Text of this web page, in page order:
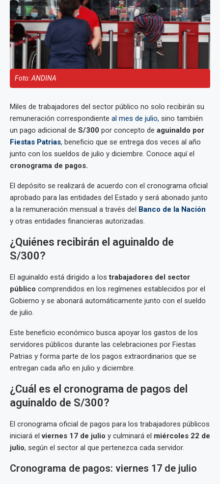
Foto: ANDINA
Miles de trabajadores del sector público no solo recibirán su
remuneración correspondiente al mes de julio, sino también
un pago adicional de S/300 por concepto de aguinaldo por
Fiestas Patrias, beneficio que se entrega dos veces al año
junto con los sueldos de julio y diciembre. Conoce aquí el
cronograma de pagos.
El depósito se realizará de acuerdo con el cronograma oficial
aprobado para las entidades del Estado y será abonado junto
a la remuneración mensual a través del Banco de la Nación
y otras entidades financieras autorizadas.
¿Quiénes recibirán el aguinaldo de
S/300?
El aguinaldo está dirigido a lostrabajadores del sector
público comprendidos en los regímenes establecidos por el
Gobierno y se abonará automáticamente junto con el sueldo
de julio.
Este beneficio económico busca apoyar los gastos de los
servidores públicos durante las celebraciones por Fiestas
Patrias y forma parte de los pagos extraordinarios que se
entregan cada año en julio y diciembre.
¿Cuál es el cronograma de pagos del
aguinaldo de S/300?
El cronograma oficial de pagos para los trabajadores públicos
iniciará elviernes 17 de julio y culminará el miércoles 22 de
julio, según el sector al que pertenezca cada servidor.
Cronograma de pagos: viernes 17 de julio